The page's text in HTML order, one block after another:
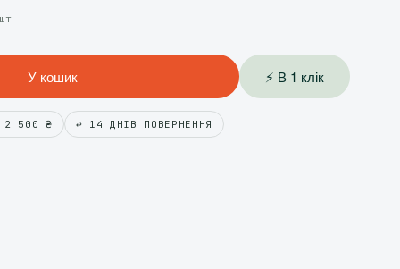
У кошик ⚡ В 1 клік
2 500 ₴ ↩️ 14 ДНІВ ПОВЕРНЕННЯ